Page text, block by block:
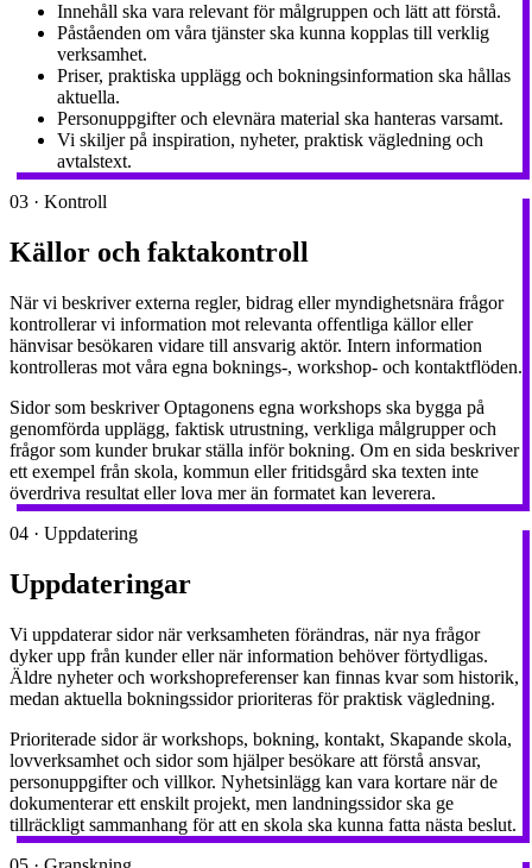
Innehåll ska vara relevant för målgruppen och lätt att förstå.
Påståenden om våra tjänster ska kunna kopplas till verklig
verksamhet.
Priser, praktiska upplägg och bokningsinformation ska hållas
aktuella.
Personuppgifter och elevnära material ska hanteras varsamt.
Vi skiljer på inspiration, nyheter, praktisk vägledning och
avtalstext.
03 · Kontroll
Källor och faktakontroll
När vi beskriver externa regler, bidrag eller myndighetsnära frågor
kontrollerar vi information mot relevanta offentliga källor eller
hänvisar besökaren vidare till ansvarig aktör. Intern information
kontrolleras mot våra egna boknings-, workshop- och kontaktflöden.
Sidor som beskriver Optagonens egna workshops ska bygga på
genomförda upplägg, faktisk utrustning, verkliga målgrupper och
frågor som kunder brukar ställa inför bokning. Om en sida beskriver
ett exempel från skola, kommun eller fritidsgård ska texten inte
överdriva resultat eller lova mer än formatet kan leverera.
04 · Uppdatering
Uppdateringar
Vi uppdaterar sidor när verksamheten förändras, när nya frågor
dyker upp från kunder eller när information behöver förtydligas.
Äldre nyheter och workshopreferenser kan finnas kvar som historik,
medan aktuella bokningssidor prioriteras för praktisk vägledning.
Prioriterade sidor är workshops, bokning, kontakt, Skapande skola,
lovverksamhet och sidor som hjälper besökare att förstå ansvar,
personuppgifter och villkor. Nyhetsinlägg kan vara kortare när de
dokumenterar ett enskilt projekt, men landningssidor ska ge
tillräckligt sammanhang för att en skola ska kunna fatta nästa beslut.